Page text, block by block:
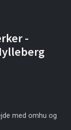
-
med omhu og